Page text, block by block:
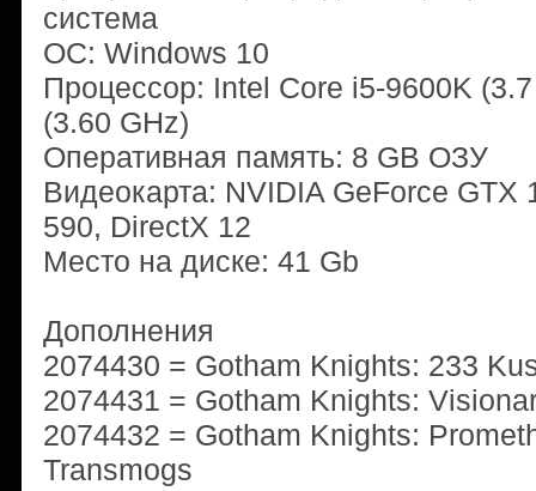
система
ОС: Windows 10
Процессор: Intel Core i5-9600K
(3.60 GHz)
Оперативная память: 8 GB ОЗУ
Видеокарта: NVIDIA GeForce GTX
590, DirectX 12
Место на диске: 41 Gb
Дополнения
2074430 = Gotham Knights: 233
2074431 = Gotham Knights:
2074432 = Gotham Knights:
Transmogs